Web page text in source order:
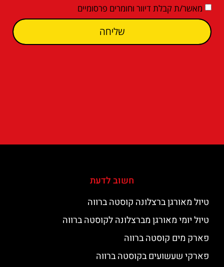
מאשר/ת קבלת דיוור וחומרים פרסומיים
שליחה
חשוב לדעת
טיול מאורגן ברצלונה קוסטה ברווה
טיול יומי מאורגן מברצלונה לקוסטה ברווה
פארק מים קוסטה ברווה
פארקי שעשועים בקוסטה ברווה